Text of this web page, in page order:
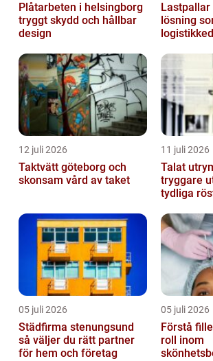
Plåtarbeten i helsingborg
tryggt skydd och hållbar
design
Lastpallar en enkel
lösning
12 juli 2026
Taktvätt göteborg och
skonsam vård av taket
11 juli 2026
Talat
tryggare
tydliga
05 juli 2026
Städfirma stenungsund
så väljer du rätt partner
för hem och företag
05 juli 2026
Förstå
roll inom